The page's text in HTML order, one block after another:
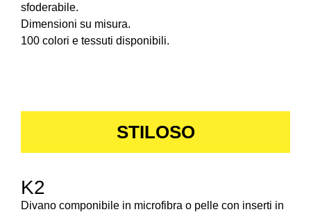
sfoderabile.
Dimensioni su misura.
100 colori e tessuti disponibili.
STILOSO
K2
Divano componibile in microfibra o pelle con inserti in